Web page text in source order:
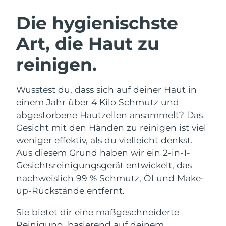
Die hygienischste
Art, die Haut zu
reinigen.
Wusstest du, dass sich auf deiner Haut in
einem Jahr über 4 Kilo Schmutz und
abgestorbene Hautzellen ansammelt? Das
Gesicht mit den Händen zu reinigen ist viel
weniger effektiv, als du vielleicht denkst.
Aus diesem Grund haben wir ein 2-in-1-
Gesichtsreinigungsgerät entwickelt, das
nachweislich 99 % Schmutz, Öl und Make-
up-Rückstände entfernt.
Sie bietet dir eine maßgeschneiderte
Gesichtsreinigung
Anti-aging massage
LUNA™ 4 Plus
Massage, LED heating
LUNA™ 4 Men
For men, anti-aging massage
Microcurrent toning
BEAR™ 2 go
Microcurrent toning on-the-go
BEAR™ 2 eyes & lips
Microcurrent line smoothing device
Hydratisierung
UFO™ 3 Set
Deep facial hydration
UFO™ 3 LED
device
Mundpflege
issa™ 4
Hybrid silicone sonic toothbrush
issa™ 4 plus
FAQ™ ANTI-AGING-BEHANDLUNG
Anti-aging LED-Behandlungen
NEW
Australien
Erwartete Lieferung
Österreich
Bahrain
Erwartete Lieferung
09/08/2026
Belgien
Erwartete Lieferung
08/08/2026
Bermuda
Erwartete Lieferung
14/08/2026
Bosnien und